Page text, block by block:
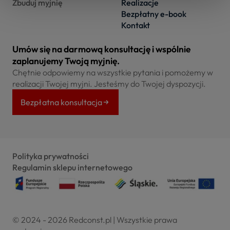
Zbuduj myjnię
Realizacje
Bezpłatny e-book
Kontakt
Umów się na darmową konsultację i wspólnie
zaplanujemy Twoją myjnię.
Chętnie odpowiemy na wszystkie pytania i pomożemy w
realizacji Twojej myjni. Jesteśmy do Twojej dyspozycji.
Bezpłatna konsultacja
Polityka prywatności
Regulamin sklepu internetowego
© 2024 - 2026 Redconst.pl | Wszystkie prawa